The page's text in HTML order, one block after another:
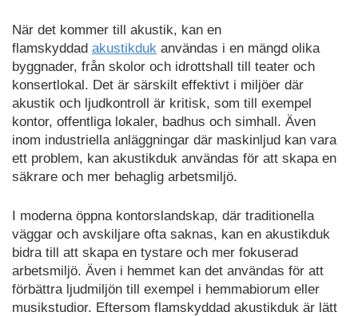
När det kommer till akustik, kan en
flamskyddad akustikduk användas i en mängd olika
byggnader, från skolor och idrottshall till teater och
konsertlokal. Det är särskilt effektivt i miljöer där
akustik och ljudkontroll är kritisk, som till exempel
kontor, offentliga lokaler, badhus och simhall. Även
inom industriella anläggningar där maskinljud kan vara
ett problem, kan akustikduk användas för att skapa en
säkrare och mer behaglig arbetsmiljö.
I moderna öppna kontorslandskap, där traditionella
väggar och avskiljare ofta saknas, kan en akustikduk
bidra till att skapa en tystare och mer fokuserad
arbetsmiljö. Även i hemmet kan det användas för att
förbättra ljudmiljön till exempel i hemmabiorum eller
musikstudior. Eftersom flamskyddad akustikduk är lätt